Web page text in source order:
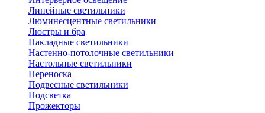
Линейные светильники
Люминесцентные светильники
Люстры и бра
Накладные светильники
Настенно-потолочные светильники
Настольные светильники
Переноска
Подвесные светильники
Подсветка
Прожекторы